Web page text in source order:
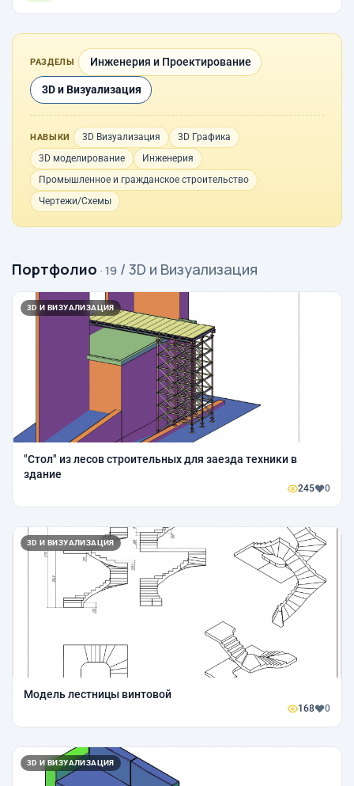
РАЗДЕЛЫ Инженерия и Проектирование
3D и Визуализация
НАВЫКИ 3D Визуализация
3D Графика
3D моделирование
Инженерия
Промышленное и гражданское строительство
Чертежи/Схемы
Портфолио · 19 / 3D и Визуализация
3D И ВИЗУАЛИЗАЦИЯ
"Стол" из лесов строительных для заезда техники в
здание
245 0
3D И ВИЗУАЛИЗАЦИЯ
Модель лестницы винтовой
168 0
3D И ВИЗУАЛИЗАЦИЯ